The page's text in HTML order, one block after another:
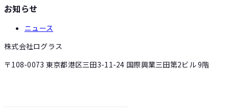
お知らせ
ニュース
株式会社ログラス
〒108-0073 東京都港区三田3-11-24 国際興業三田第2ビル 9階